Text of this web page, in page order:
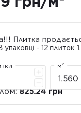
Плитка
упаковці - 12 плиток
м²
825.24 грн